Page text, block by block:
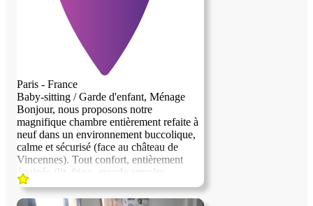
Paris - France
Baby-sitting / Garde d'enfant, Ménage
Bonjour, nous proposons notre
magnifique chambre entièrement refaite à
neuf dans un environnement buccolique,
calme et sécurisé (face au château de
Vincennes). Tout confort, entièrement
équipée (lit, frigo, grande armoire,
rétroprojecteur, bureau...). Nous
recherchons une personne sérieuse et